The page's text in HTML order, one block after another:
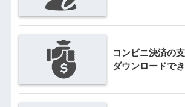
コンビニ決済の
ダウンロードでき